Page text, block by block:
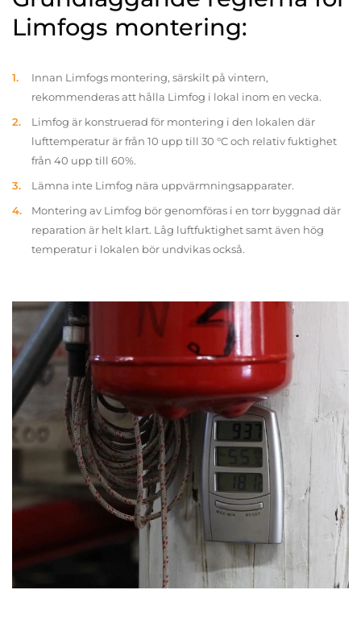
Limfogs montering:
Innan Limfogs montering, särskilt på vintern,
rekommenderas att hålla Limfog i lokal inom en vecka.
Limfog är konstruerad för montering i den lokalen där
lufttemperatur är från 10 upp till 30 °C och relativ fuktighet
från 40 upp till 60%.
Lämna inte Limfog nära uppvärmningsapparater.
Montering av Limfog bör genomföras i en torr byggnad där
reparation är helt klart. Låg luftfuktighet samt även hög
temperatur i lokalen bör undvikas också.